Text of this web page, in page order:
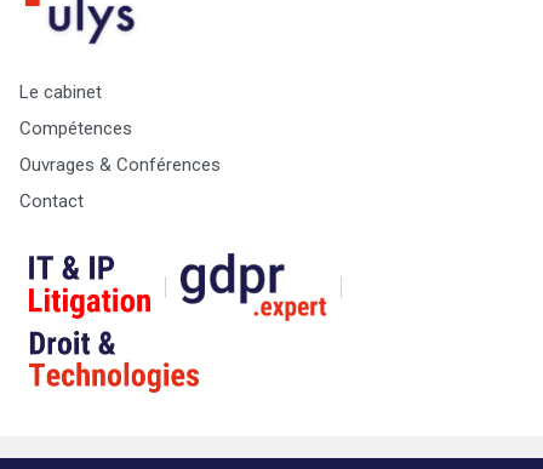
Le cabinet
Compétences
Ouvrages & Conférences
Contact